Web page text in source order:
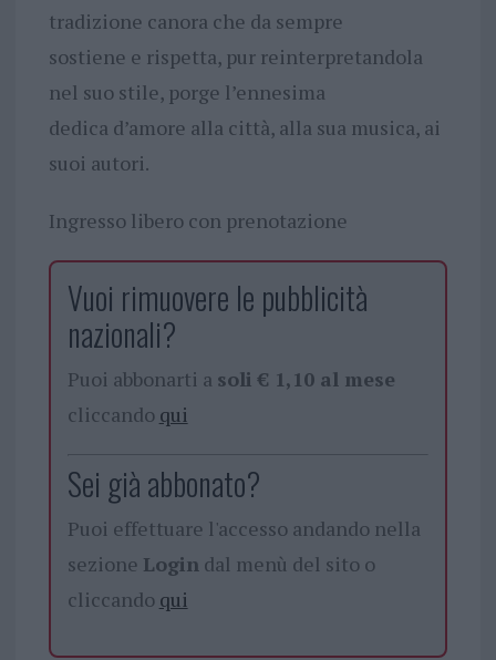
tradizione canora che da sempre
sostiene e rispetta, pur reinterpretandola
nel suo stile, porge l’ennesima
dedica d’amore alla città, alla sua musica, ai
suoi autori.
Ingresso libero con prenotazione
Vuoi rimuovere le pubblicità
nazionali?
Puoi abbonarti a soli € 1,10 al mese
cliccando qui
Sei già abbonato?
Puoi effettuare l'accesso andando nella
sezione Login dal menù del sito o
cliccando qui